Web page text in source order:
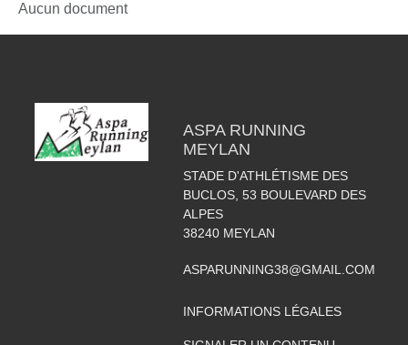
Aucun document
ASPA RUNNING
MEYLAN
STADE D'ATHLÉTISME DES
BUCLOS, 53 BOULEVARD DES
ALPES
38240 MEYLAN
ASPARUNNING38@GMAIL.COM
INFORMATIONS LÉGALES